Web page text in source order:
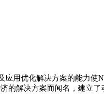
用优化解决方案的能力使
的解决方案而闻名，建立